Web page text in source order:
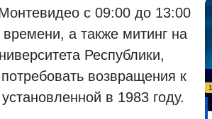
с 09:00 до 13:00
а также митинг на
Республики,
возвращения к
в 1983 году.